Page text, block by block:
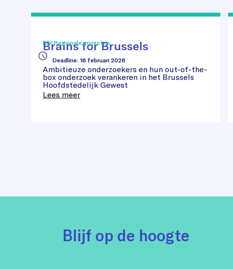
RDI Regionale projecten
Brains for Brussels
Deadline: 16 februari 2026
Ambitieuze onderzoekers en hun out-of-the-
box onderzoek verankeren in het Brussels
Hoofdstedelijk Gewest
Lees meer
Blijf op de hoogte